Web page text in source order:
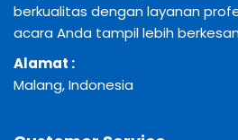
berkualitas dengan layanan
acara Anda tampil lebih
Alamat :
Malang, Indonesia